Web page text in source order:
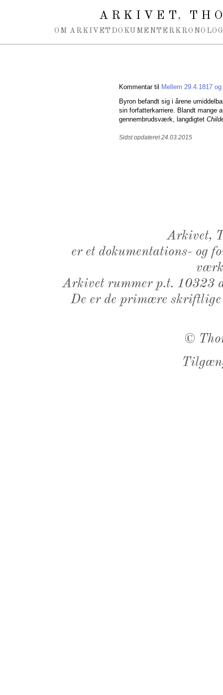
ARKIVET,
OM ARKIVET DOKUMENTER
Kommentar til
Mellem 29.4.1817
Byron befandt sig i årene
sin forfatterkarriere. Blandt mange
gennembrudsværk, langdigtet
Sidst opdateret 24.03.2015
Arkivet,
er et dokumentations- og
Arkivet rummer p.t. 10323
De er de primære
©